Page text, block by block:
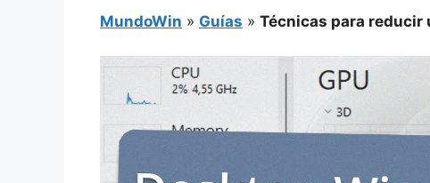
MundoWin » Guías » Técnicas para reducir